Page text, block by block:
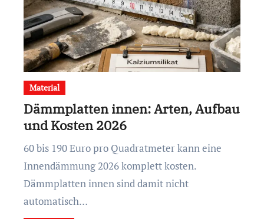
Material
Dämmplatten innen: Arten, Aufbau
und Kosten 2026
60 bis 190 Euro pro Quadratmeter kann eine
Innendämmung 2026 komplett kosten.
Dämmplatten innen sind damit nicht
automatisch…